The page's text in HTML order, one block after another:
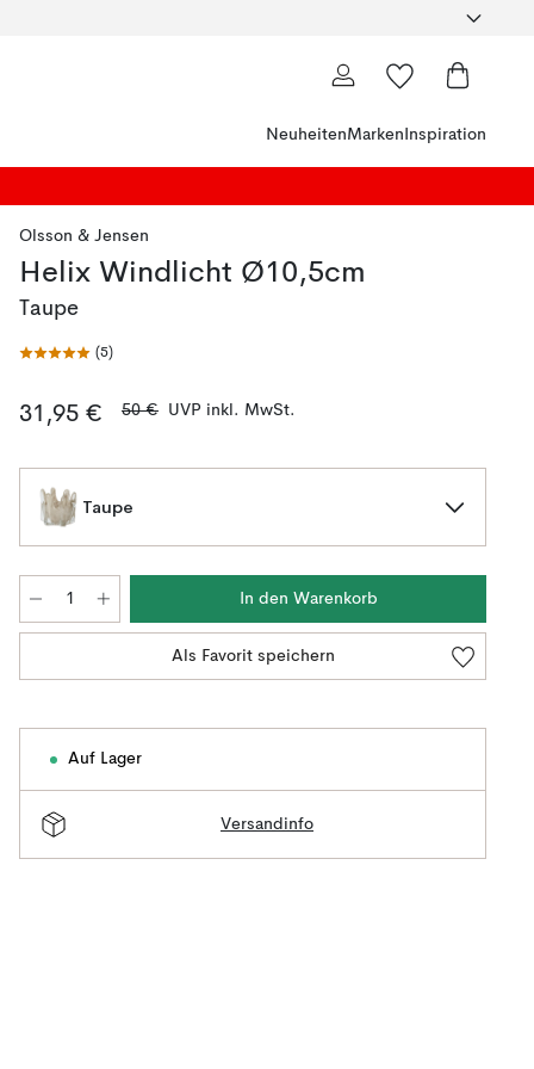
NeuheitenMarken Inspiration
Olsson & Jensen
Helix Windlicht Ø10,5cm
Taupe
(5)
31,95 € 50 € UVP inkl. MwSt.
Taupe
In den Warenkorb
Als Favorit speichern
Auf Lager
Versandinfo